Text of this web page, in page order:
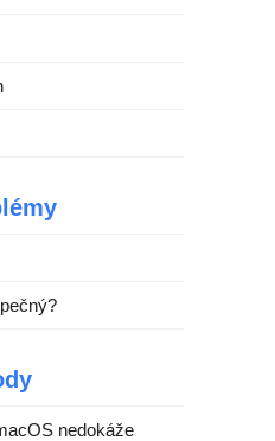
nedokáže